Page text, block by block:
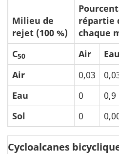
Milieu de
rejet (100 %)
répartie
chaque
C50 Air Eau
Air
0,03
Eau
0 0,9
Sol
0
Cycloalcanes